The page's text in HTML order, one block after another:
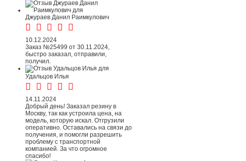
Джураев Данил Раимкулович
10.12.2024
Заказ №25499 от 30.11.2024,
быстро заказал, отправили,
получил.
Удальцов Илья
14.11.2024
Добрый день! Заказал резину в
Москву, так как устроила цена, на
модель, которую искал. Отгрузили
оперативно. Оставались на связи до
получения, и помогли разрешить
проблему с транспортной
компанией. За что огромное
спасибо!